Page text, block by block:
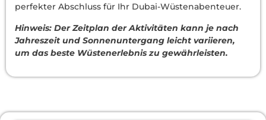
perfekter Abschluss für Ihr Dubai-Wüstenabenteuer.
Hinweis: Der Zeitplan der Aktivitäten kann je nach
Jahreszeit und Sonnenuntergang leicht variieren,
um das beste Wüstenerlebnis zu gewährleisten.